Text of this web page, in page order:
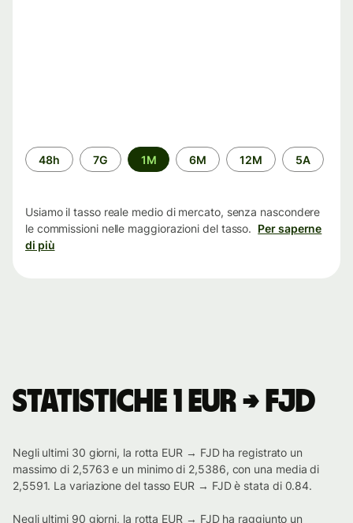
Periodo
di
48h 7G 1M 6M 12M 5A
Usiamo il tasso reale medio di mercato, senza nascondere
le commissioni nelle maggiorazioni del tasso. Per saperne
di più
Statistiche 1 EUR → FJD
Negli ultimi 30 giorni, la rotta EUR → FJD ha registrato un
massimo di 2,5763 e un minimo di 2,5386, con una media di
2,5591. La variazione del tasso EUR → FJD è stata di 0.84.
Negli ultimi 90 giorni, la rotta EUR → FJD ha raggiunto un